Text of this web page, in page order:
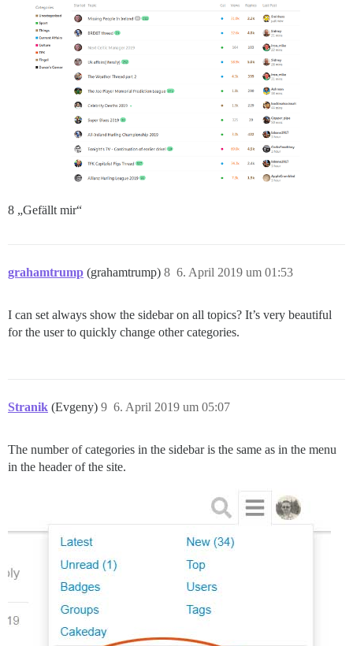
8 „Gefällt mir“
grahamtrump (grahamtrump) 6. April 2019 um 01:53
8
I can set always show the sidebar on all topics? It’s very beautiful
for the user to quickly change other categories.
Stranik (Evgeny) 6. April 2019 um 05:07
9
The number of categories in the sidebar is the same as in the menu
in the header of the site.